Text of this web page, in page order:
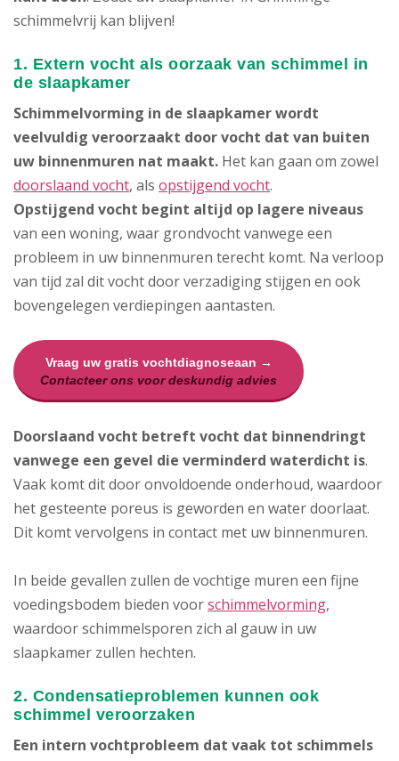
schimmelvrij kan blijven!
1. Extern vocht als oorzaak van schimmel in
de slaapkamer
Schimmelvorming in de slaapkamer wordt
veelvuldig veroorzaakt door vocht dat van buiten
uw binnenmuren nat maakt. Het kan gaan om zowel
doorslaand vocht, als opstijgend vocht.
Opstijgend vocht begint altijd op lagere niveaus
van een woning, waar grondvocht vanwege een
probleem in uw binnenmuren terecht komt. Na verloop
van tijd zal dit vocht door verzadiging stijgen en ook
bovengelegen verdiepingen aantasten.
Vraag uw gratis vochtdiagnoseaan →
Contacteer ons voor deskundig advies
Doorslaand vocht betreft vocht dat binnendringt
vanwege een gevel die verminderd waterdicht is.
Vaak komt dit door onvoldoende onderhoud, waardoor
het gesteente poreus is geworden en water doorlaat.
Dit komt vervolgens in contact met uw binnenmuren.
In beide gevallen zullen de vochtige muren een fijne
voedingsbodem bieden voorschimmelvorming,
waardoor schimmelsporen zich al gauw in uw
slaapkamer zullen hechten.
2. Condensatieproblemen kunnen ook
schimmel veroorzaken
Een intern vochtprobleem dat vaak tot schimmels